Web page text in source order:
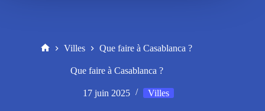
Villes Que faire à Casablanca ?
Que faire à Casablanca ?
17 juin 2025 Villes